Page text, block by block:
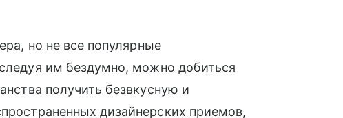
но не все популярные
им бездумно, можно добиться
получить безвкусную и
дизайнерских приемов,